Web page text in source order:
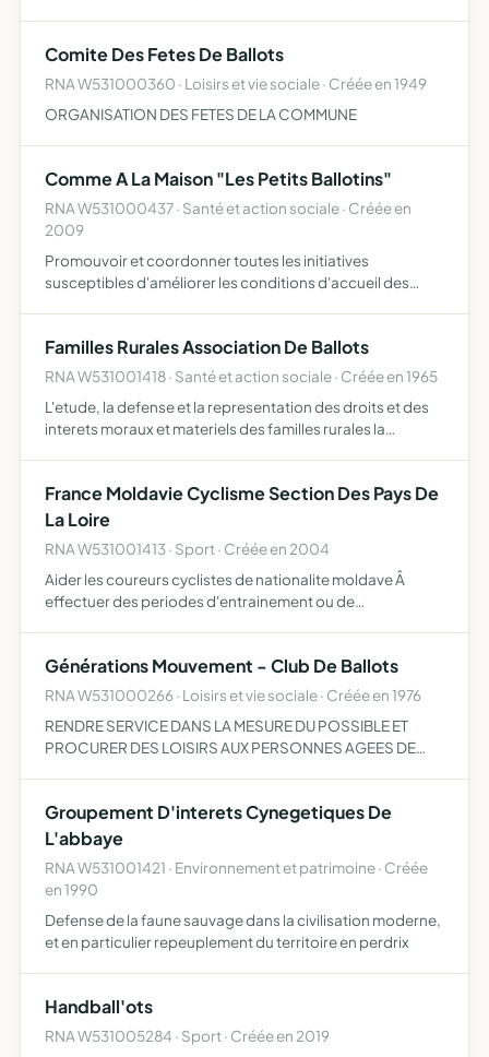
annuelle des…
Comite Des Fetes De Ballots
RNA W531000360 · Loisirs et vie sociale · Créée en 1949
ORGANISATION DES FETES DE LA COMMUNE
Comme A La Maison "Les Petits Ballotins"
RNA W531000437 · Santé et action sociale · Créée en
2009
Promouvoir et coordonner toutes les initiatives
susceptibles d'améliorer les conditions d'accueil des
Familles Rurales Association De Ballots
RNA W531001418 · Santé et action sociale · Créée en 1965
L'etude, la defense et la representation des droits et des
interets moraux et materiels des familles rurales la
France Moldavie Cyclisme Section Des Pays De
La Loire
RNA W531001413 · Sport · Créée en 2004
Aider les coureurs cyclistes de nationalite moldave Â
effectuer des periodes d'entrainement ou de
Générations Mouvement - Club De Ballots
RNA W531000266 · Loisirs et vie sociale · Créée en 1976
RENDRE SERVICE DANS LA MESURE DU POSSIBLE ET
PROCURER DES LOISIRS AUX PERSONNES AGEES DE
Groupement D'interets Cynegetiques De
L'abbaye
RNA W531001421 · Environnement et patrimoine · Créée
en 1990
Defense de la faune sauvage dans la civilisation moderne,
et en particulier repeuplement du territoire en perdrix
Handball'ots
RNA W531005284 · Sport · Créée en 2019